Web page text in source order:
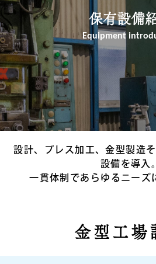
保有設備
Equipment
設計、プレス加工、金型製造
設備を導入
一貫体制であらゆるニーズ
金型工場